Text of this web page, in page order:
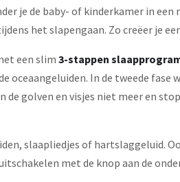
je de baby- of kinderkamer in een
het slapengaan. Zo creëer je
een slim 3-stappen
oceaangeluiden. In de tweede
de golven en visjes niet meer en
slaapliedjes of hartslaggeluid.
met de knop aan de